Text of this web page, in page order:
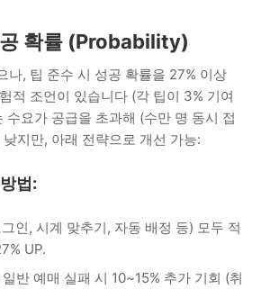
확률 (Probability)
나, 팁 준수 시 성공 확률을 27% 이상
적 조언이 있습니다 (각 팁이 3% 기여
수요가 공급을 초과해 (수만 명 동시 접
지만, 아래 전략으로 개선 가능:
법:
인, 시계 맞추기, 자동 배정 등) 모두 적
UP.
반 예매 실패 시 10~15% 추가 기회 (취